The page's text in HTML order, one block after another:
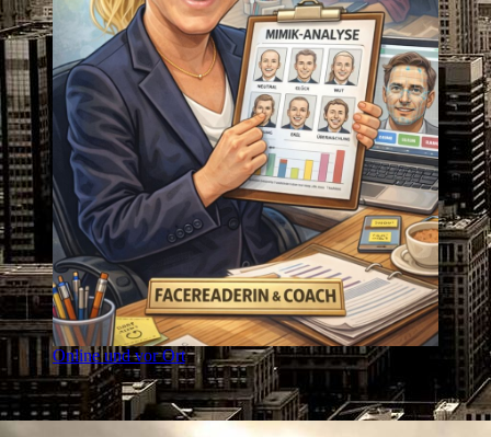
Online und vor Ort